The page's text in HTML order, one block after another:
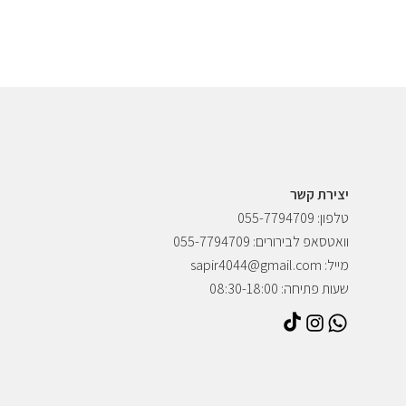
יצירת קשר
טלפון: 055-7794709
וואטסאפ לבירורים: 055-7794709
מייל: sapir4044@gmail.com
שעות פתיחה: 08:30-18:00